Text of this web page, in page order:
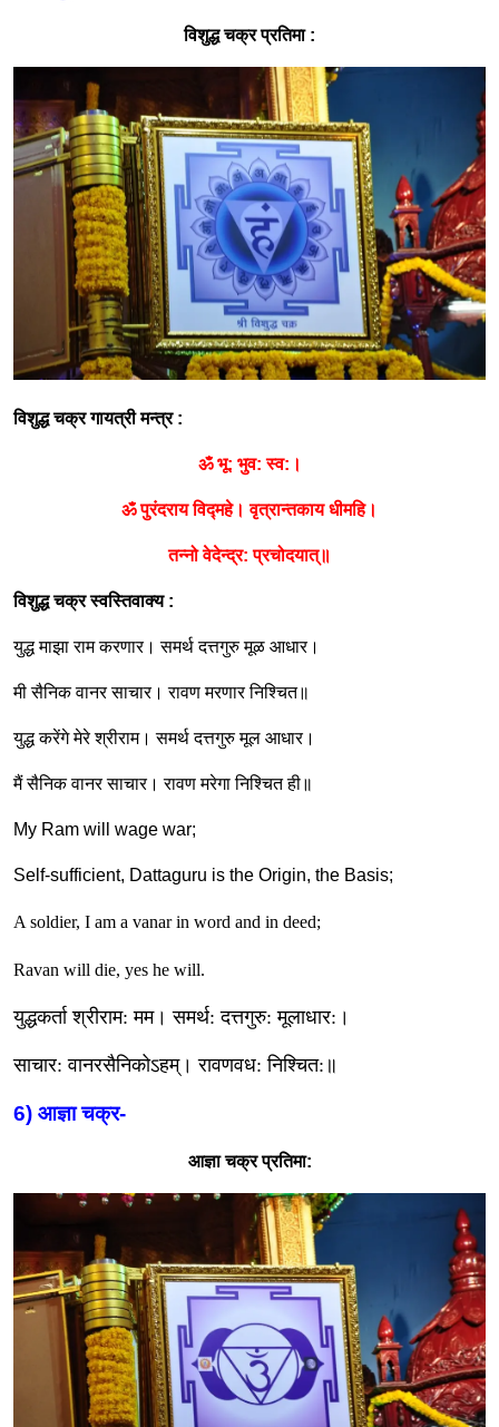
विशुद्ध चक्र प्रतिमा:
विशुद्ध चक्र गायत्री मन्त्र:
ॐ भू: भुव:स्व: ।
ॐ पुरंदराय विद्महे। वृत्रान्तकाय धीमहि।
तन्नो वेदेन्द्र:प्रचोदयात्॥
विशुद्ध चक्र स्वस्तिवाक्य:
युद्ध माझा राम करणार। समर्थ दत्तगुरु मूळ आधार।
मी सैनिक वानर साचार। रावण मरणार निश्चित॥
युद्ध करेंगे मेरे श्रीराम। समर्थ दत्तगुरु मूल आधार।
मैं सैनिक वानर साचार। रावण मरेगा निश्चित ही॥
My Ram will wage war;
Self-sufficient, Dattaguru is the Origin, the Basis;
A soldier, I am a vanar in word and in deed;
Ravan will die, yes he will.
युद्धकर्ता श्रीराम:मम। समर्थ:दत्तगुरु:मूलाधार: ।
साचार:वानरसैनिकोऽहम्। रावणवध:निश्चित: ॥
6) आज्ञा चक्र-
आज्ञा चक्रप्रतिमा: